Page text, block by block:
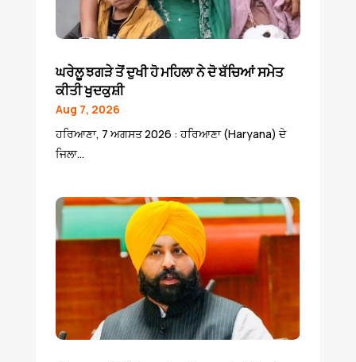
ਘਰੇਲੂ ਝਗੜੇ ਤੋਂ ਦੁਖੀ ਹੋ ਮਹਿਲਾ ਨੇ ਦੋ ਬੱਚਿਆਂ ਸਮੇਤ
ਕੀਤੀ ਖੁਦਕੁਸ਼ੀ
Aug 7, 2026
ਹਰਿਆਣਾ, 7 ਅਗਸਤ 2026 : ਹਰਿਆਣਾ (Haryana) ਦੇ
ਜਿਲਾ...